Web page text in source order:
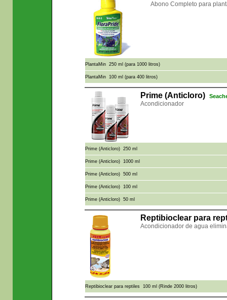
Abono Completo para
PlantaMin 250 ml (para 1000 litros)
PlantaMin 100 ml (para 400 litros)
Prime (Anticloro)
Acondicionador
Prime (Anticloro) 250 ml
Prime (Anticloro) 1000 ml
Prime (Anticloro) 500 ml
Prime (Anticloro) 100 ml
Prime (Anticloro) 50 ml
Reptibioclear para
Acondicionador de agua
Reptibioclear para reptiles 100 ml (Rinde 2000 litros)